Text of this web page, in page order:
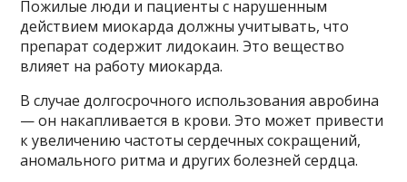
Пожилые люди и пациенты с нарушенным
действием миокарда должны учитывать, что
препарат содержит лидокаин. Это вещество
влияет на работу миокарда.
В случае долгосрочного использования авробина
— он накапливается в крови. Это может привести
к увеличению частоты сердечных сокращений,
аномального ритма и других болезней сердца.